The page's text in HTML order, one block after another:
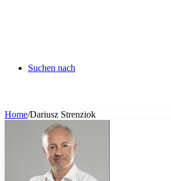
Suchen nach
Home/Dariusz Strenziok